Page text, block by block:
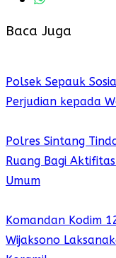
Baca Juga
Polsek Sepauk
Perjudian kepada
Polres Sintang
Ruang Bagi
Umum
Komandan Kodim
Wijaksono